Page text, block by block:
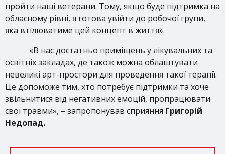
пройти наші ветерани. Тому, якщо буде підтримка на
обласному рівні, я готова увійти до робочої групи,
яка втілюватиме цей концепт в життя».
«В нас достатньо приміщень у лікувальних та
освітніх закладах, де також можна облаштувати
невеликі арт-простори для проведення такої терапії.
Це допоможе тим, хто потребує підтримки та хоче
звільнитися від негативних емоцій, пропрацювати
свої травми», – запропонував сприяння Григорій
Недопад.